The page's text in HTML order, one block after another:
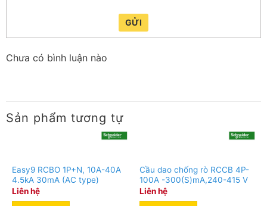
GỬI
Chưa có bình luận nào
Sản phẩm tương tự
Easy9 RCBO 1P+N, 10A-40A
4.5kA 30mA (AC type)
Liên hệ
Cầu dao chống rò RCCB 4P-
100A -300(S)mA,240-415 V
Liên hệ